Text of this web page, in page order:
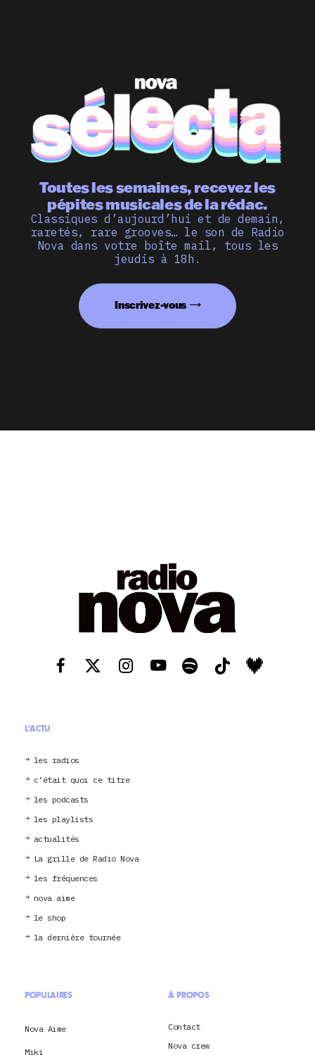
Toutes les semaines, recevez les
pépites musicales de la rédac.
Classiques d’aujourd’hui et de demain,
raretés, rare grooves… le son de Radio
Nova dans votre boîte mail, tous les
jeudis à 18h.
Inscrivez-vous
L'ACTU
les radios
c’était quoi ce titre
les podcasts
les playlists
actualités
La grille de Radio Nova
les fréquences
nova aime
le shop
la dernière tournée
POPULAIRES
Nova Aime
Miki
À PROPOS
Contact
Nova crew